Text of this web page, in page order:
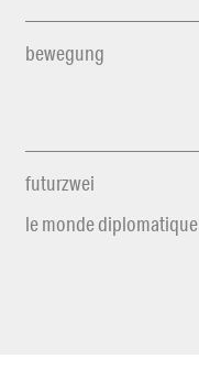
bewegung
futurzwei
le monde diplomatique